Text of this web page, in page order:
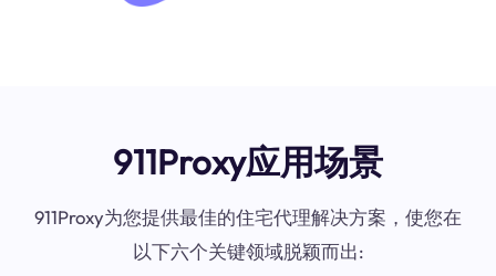
911Proxy应用场景
911Proxy为您提供最佳的住宅代理解决方案，使您在
以下六个关键领域脱颖而出: